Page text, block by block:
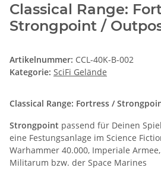
Classical Range:
Strongpoint /
Artikelnummer: CCL-40K-B-002
Kategorie: SciFi Gelände
Classical Range: Fortress /
Strongpoint passend für Deinen
eine Festungsanlage im Science
Warhammer 40.000, Imperiale
Militarum bzw. der Space Marines